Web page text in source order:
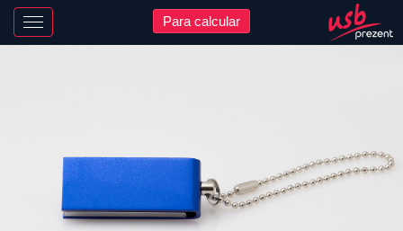
Nawigacja Para calcular